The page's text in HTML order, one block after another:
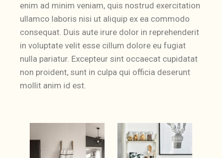
enim ad minim veniam, quis nostrud exercitation
ullamco laboris nisi ut aliquip ex ea commodo
consequat. Duis aute irure dolor in reprehenderit
in voluptate velit esse cillum dolore eu fugiat
nulla pariatur. Excepteur sint occaecat cupidatat
non proident, sunt in culpa qui officia deserunt
mollit anim id est.